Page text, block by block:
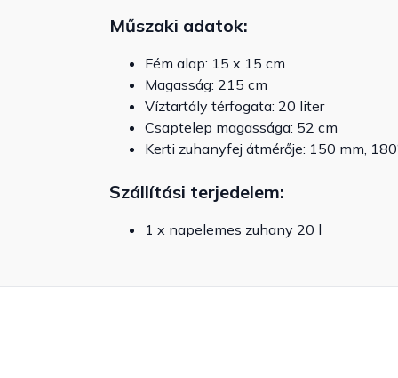
Műszaki adatok:
Fém alap: 15 x 15 cm
Magasság: 215 cm
Víztartály térfogata: 20 liter
Csaptelep magassága: 52 cm
Kerti zuhanyfej átmérője: 150 mm,
Szállítási terjedelem:
1 x napelemes zuhany 20 l